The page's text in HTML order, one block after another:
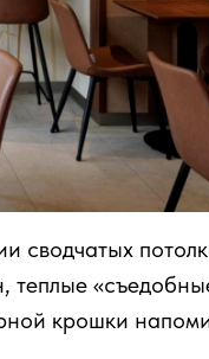
сводчатых
крошки